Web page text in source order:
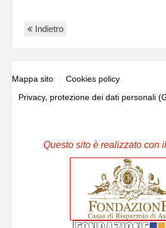
Indietro
Mappa sito
Cookies policy
Privacy, protezione dei dati personali
Questo sito è realizzato con